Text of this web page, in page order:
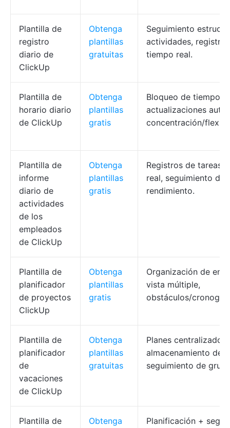
Plantilla de
registro
diario de
ClickUp
Obtenga
plantillas
gratuitas
Seguimiento
actividades,
tiempo real.
Plantilla de
horario diario
de ClickUp
Obtenga
plantillas
gratis
Bloqueo de tiempo,
actualizaciones
concentración/
Plantilla de
informe
diario de
actividades
de los
empleados
de ClickUp
Obtenga
plantillas
gratis
Registros de tareas
real, seguimiento del
rendimiento.
Plantilla de
planificador
de proyectos
ClickUp
Obtenga
plantillas
gratis
Organización de
vista múltiple,
obstáculos/
Plantilla de
planificador
de
vacaciones
de ClickUp
Obtenga
plantillas
gratuitas
Planes centralizados,
almacenamiento de
seguimiento de
Plantilla de
Obtenga
Planificación +